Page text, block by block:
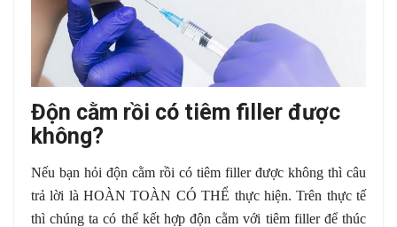
Độn cằm rồi có tiêm filler được
không?
Nếu bạn hỏi độn cằm rồi có tiêm filler được không thì câu
trả lời là HOÀN TOÀN CÓ THỂ thực hiện. Trên thực tế
thì chúng ta có thể kết hợp độn cằm với tiêm filler để thúc